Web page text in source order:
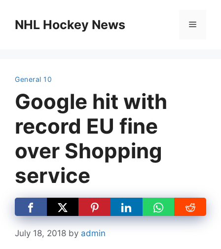
contentNHL Hockey News Menu
General 10
Google hit with
record EU fine
over Shopping
service
July 18, 2018 by admin